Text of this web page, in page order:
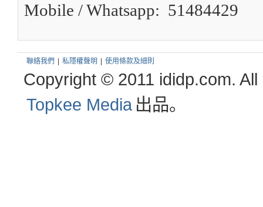
Mobile / Whatsapp: 51484429
聯絡我們 私隱權聲明 使用條款及細則
Copyright © 2011 ididp.com.
Topkee Media 出品。